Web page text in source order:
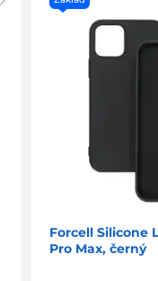
Forcell Silicone
Pro Max, černý